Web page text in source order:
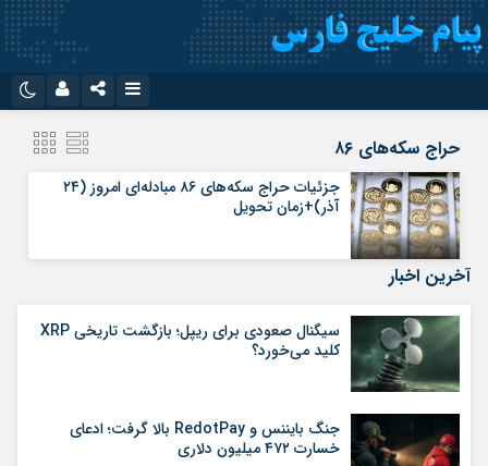
سروش
ایتا
آپارات
رمز عبور
حراج سکه‌های ۸۶
جزئیات حراج سکه‌های ۸۶ مبادله‌ای امروز (۲۴
آذر)+زمان تحویل
آخرین اخبار
سیگنال صعودی برای ریپل؛ بازگشت تاریخی XRP
کلید می‌خورد؟
جنگ بایننس و RedotPay بالا گرفت؛ ادعای
خسارت ۴۷۲ میلیون دلاری